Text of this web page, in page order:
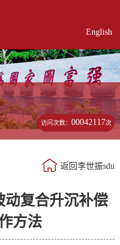
English
访问次数：00042117次
返回李世振sdu
动复合升沉补偿
方法